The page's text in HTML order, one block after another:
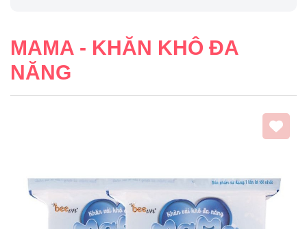
MAMA - KHĂN KHÔ ĐA
NĂNG